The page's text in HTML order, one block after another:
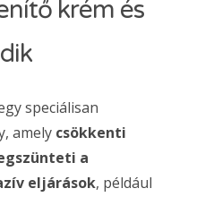
krém és
speciálisan
amely csökkenti
a
eljárások, például